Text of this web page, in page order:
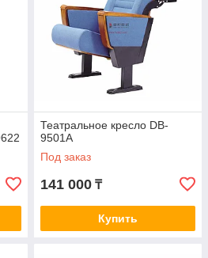
Театральное кресло DB-
9501A
Под заказ
141 000 ₸
Купить